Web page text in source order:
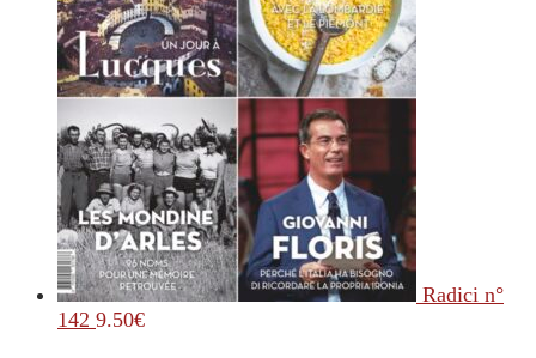
Radici n°
142 9.50€